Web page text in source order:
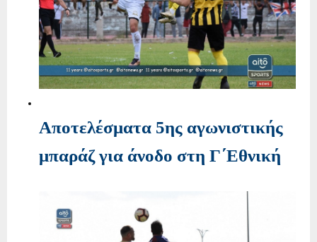
Αποτελέσματα 5ης αγωνιστικής
μπαράζ για άνοδο στη Γ΄Εθνική